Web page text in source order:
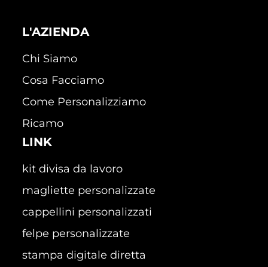
L'AZIENDA
Chi Siamo
Cosa Facciamo
Come Personalizziamo
Ricamo
LINK
kit divisa da lavoro
magliette personalizzate
cappellini personalizzati
felpe personalizzate
stampa digitale diretta